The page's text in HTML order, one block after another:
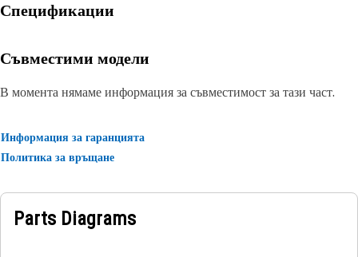
Спецификации
Съвместими модели
В момента нямаме информация за съвместимост за тази част.
Информация за гаранцията
Политика за връщане
Parts Diagrams